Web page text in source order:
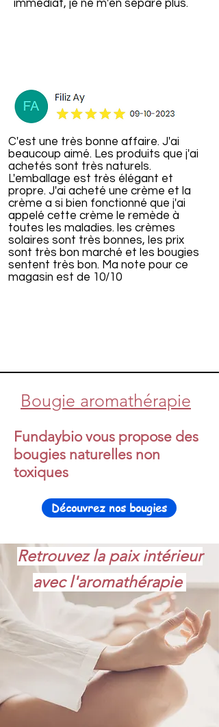
immédiat, je ne m'en sépare plus.
C'est une très bonne affaire. J'ai
beaucoup aimé. Les produits que j'ai
achetés sont très naturels.
L'emballage est très élégant et
propre. J'ai acheté une crème et la
crème a si bien fonctionné que j'ai
appelé cette crème le remède à
toutes les maladies. les crèmes
solaires sont très bonnes, les prix
sont très bon marché et les bougies
sentent très bon. Ma note pour ce
magasin est de 10/10
Bougie aromathérapie
Fundaybio vous propose des
bougies naturelles non
toxiques
Découvrez nos bougies
Retrouvez la paix intérieur
avec l'aromathérapie